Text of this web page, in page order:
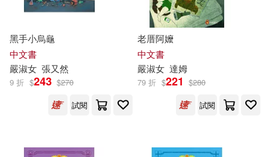
黑手小烏龜
中文書
嚴淑女 張又然
9 折 $243 $270
試閱
老厝阿嬤
中文書
嚴淑女 達姆
79 折 $221 $280
試閱